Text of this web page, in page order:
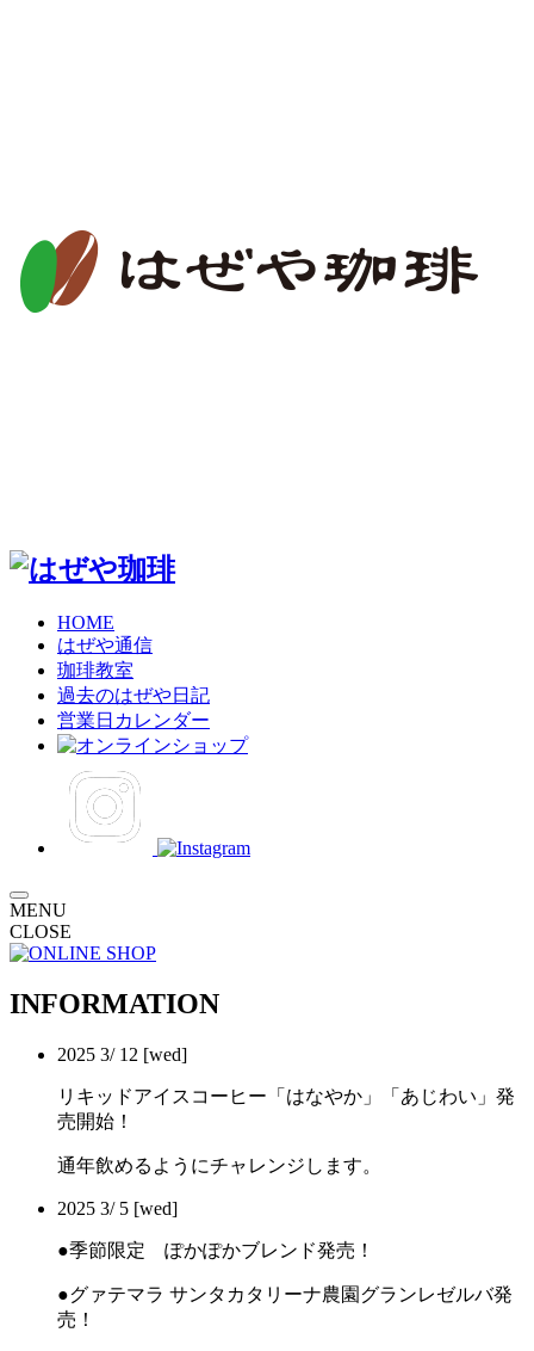
HOME
はぜや通信
珈琲教室
過去のはぜや日記
営業日カレンダー
MENU
CLOSE
INFORMATION
2025 3/ 12 [wed]
リキッドアイスコーヒー「はなやか」「あじわい」発
売開始！
通年飲めるようにチャレンジします。
2025 3/ 5 [wed]
●季節限定 ぽかぽかブレンド発売！
●グァテマラ サンタカタリーナ農園グランレゼルバ発
売！